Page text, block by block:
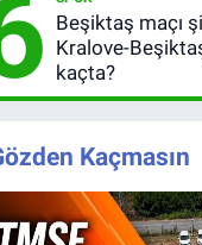
şifresiz
yayınlanacak
Beşiktaş maçı
Kralove-
kaçta?
Kaçmasın